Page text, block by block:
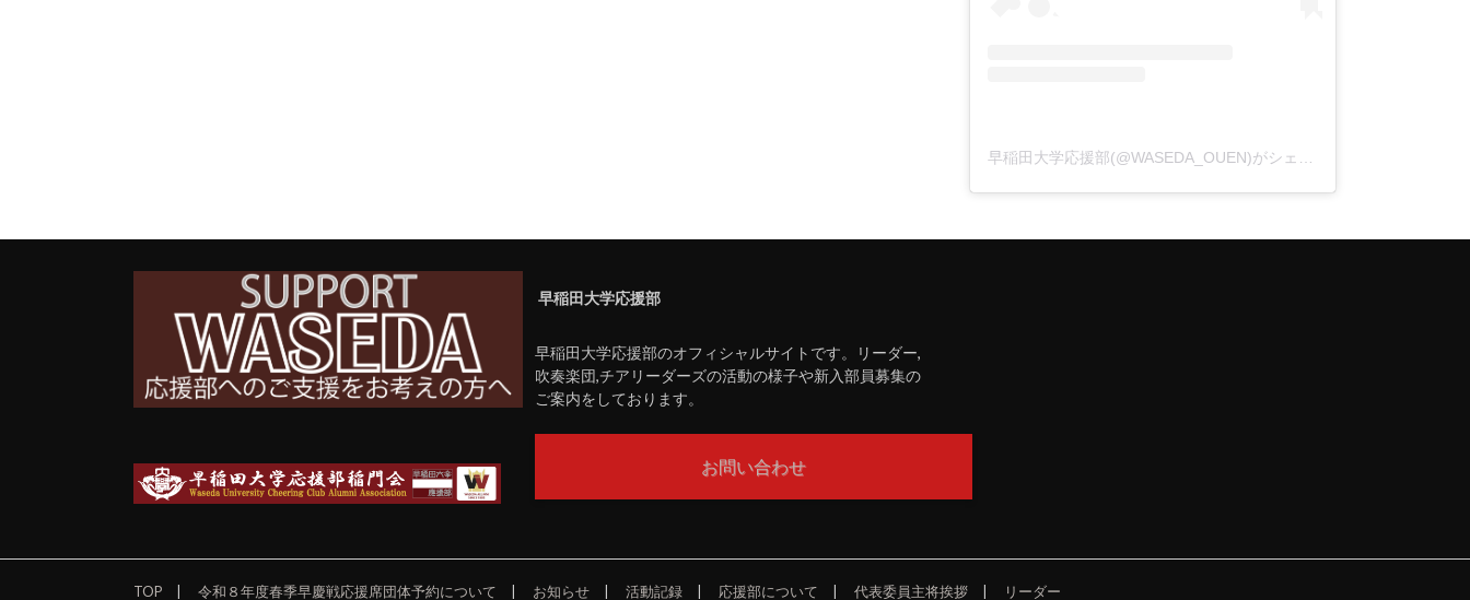
早稲田大学応援部
早稲田大学応援部のオフィシャルサイトです。リーダー,
吹奏楽団,チアリーダーズの活動の様子や新入部員募集の
ご案内をしております。
お問い合わせ
TOP 令和８年度春季早慶戦応援席団体予約について お知らせ 活動記録 応援部について 代表委員主将挨拶 リーダー